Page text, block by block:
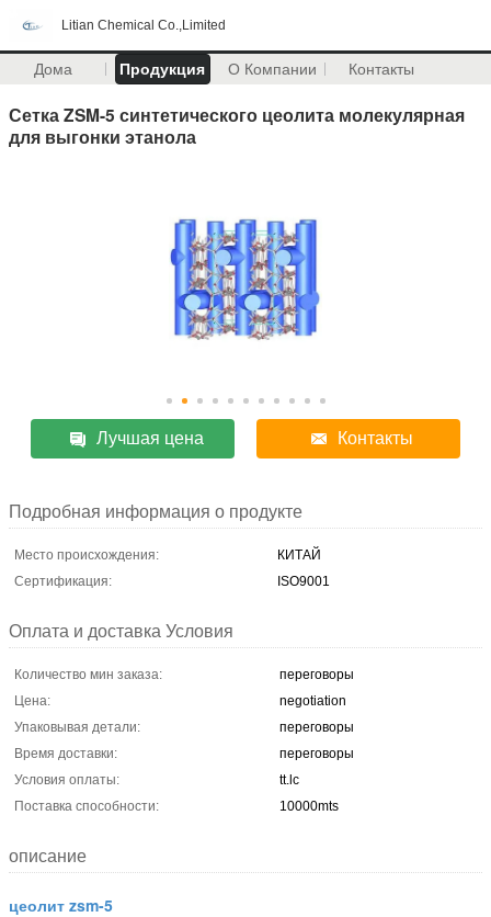
Litian Chemical Co.,Limited
Дома Продукция О Компании Контакты
Сетка ZSM-5 синтетического цеолита молекулярная
для выгонки этанола
Лучшая цена Контакты
Подробная информация о продукте
Место происхождения:
КИТАЙ
Сертификация:
ISO9001
Оплата и доставка Условия
Количество мин заказа:
переговоры
Цена:
negotiation
Упаковывая детали:
переговоры
Время доставки:
переговоры
Условия оплаты:
tt.lc
Поставка способности:
10000mts
описание
цеолит zsm-5